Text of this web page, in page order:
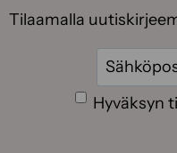
Tilaamalla
Sähköposti
Suostumus
Hyväksyn